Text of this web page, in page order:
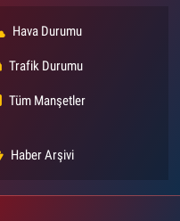
Hava Durumu
Trafik Durumu
Tüm Manşetler
Haber Arşivi